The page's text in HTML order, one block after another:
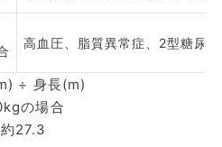
高血圧、脂質異常症、2型糖尿
÷ 身長(m)
の場合
27.3